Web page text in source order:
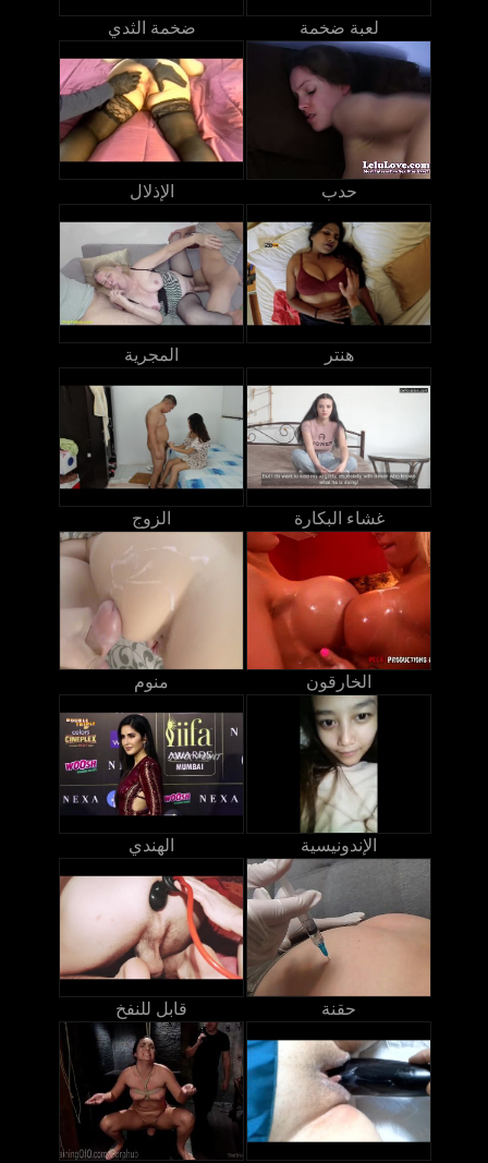
ضخمة الثدي لعبة ضخمة
الإذلال حدب
المجرية هنتر
الزوج غشاء البكارة
منوم الخارقون
الهندي الإندونيسية
قابل للنفخ حقنة